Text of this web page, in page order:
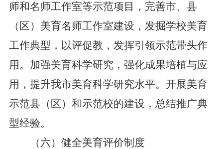
师和名师工作室等示范项目，完善市、县
（区）美育名师工作室建设，发掘学校美育
工作典型，以评促教，发挥引领示范带头作
用。加强美育科学研究，强化成果培植与应
用，提升我市美育科学研究水平。开展美育
示范县（区）和示范校的建设，总结推广典
型经验。
（六）健全美育评价制度